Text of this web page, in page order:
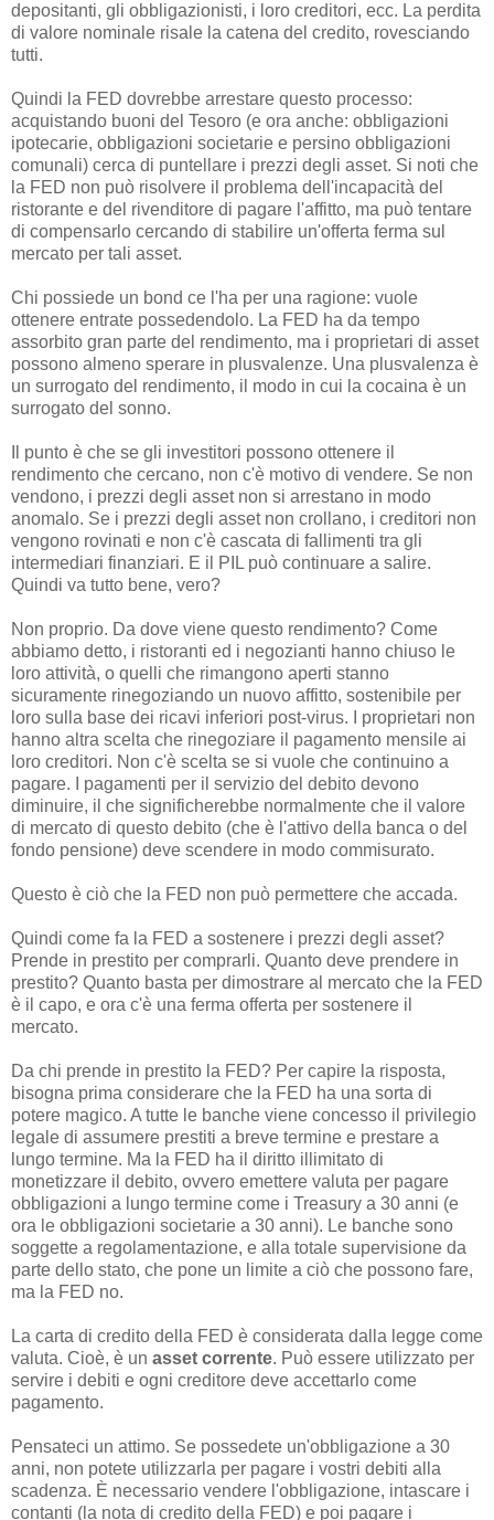
depositanti, gli obbligazionisti, i loro creditori, ecc. La perdita
di valore nominale risale la catena del credito, rovesciando
tutti.
Quindi la FED dovrebbe arrestare questo processo:
acquistando buoni del Tesoro (e ora anche: obbligazioni
ipotecarie, obbligazioni societarie e persino obbligazioni
comunali) cerca di puntellare i prezzi degli asset. Si noti che
la FED non può risolvere il problema dell'incapacità del
ristorante e del rivenditore di pagare l'affitto, ma può tentare
di compensarlo cercando di stabilire un'offerta ferma sul
mercato per tali asset.
Chi possiede un bond ce l'ha per una ragione: vuole
ottenere entrate possedendolo. La FED ha da tempo
assorbito gran parte del rendimento, ma i proprietari di asset
possono almeno sperare in plusvalenze. Una plusvalenza è
un surrogato del rendimento, il modo in cui la cocaina è un
surrogato del sonno.
Il punto è che se gli investitori possono ottenere il
rendimento che cercano, non c'è motivo di vendere. Se non
vendono, i prezzi degli asset non si arrestano in modo
anomalo. Se i prezzi degli asset non crollano, i creditori non
vengono rovinati e non c'è cascata di fallimenti tra gli
intermediari finanziari. E il PIL può continuare a salire.
Quindi va tutto bene, vero?
Non proprio. Da dove viene questo rendimento? Come
abbiamo detto, i ristoranti ed i negozianti hanno chiuso le
loro attività, o quelli che rimangono aperti stanno
sicuramente rinegoziando un nuovo affitto, sostenibile per
loro sulla base dei ricavi inferiori post-virus. I proprietari non
hanno altra scelta che rinegoziare il pagamento mensile ai
loro creditori. Non c'è scelta se si vuole che continuino a
pagare. I pagamenti per il servizio del debito devono
diminuire, il che significherebbe normalmente che il valore
di mercato di questo debito (che è l'attivo della banca o del
fondo pensione) deve scendere in modo commisurato.
Questo è ciò che la FED non può permettere che accada.
Quindi come fa la FED a sostenere i prezzi degli asset?
Prende in prestito per comprarli. Quanto deve prendere in
prestito? Quanto basta per dimostrare al mercato che la FED
è il capo, e ora c'è una ferma offerta per sostenere il
mercato.
Da chi prende in prestito la FED? Per capire la risposta,
bisogna prima considerare che la FED ha una sorta di
potere magico. A tutte le banche viene concesso il privilegio
legale di assumere prestiti a breve termine e prestare a
lungo termine. Ma la FED ha il diritto illimitato di
monetizzare il debito, ovvero emettere valuta per pagare
obbligazioni a lungo termine come i Treasury a 30 anni (e
ora le obbligazioni societarie a 30 anni). Le banche sono
soggette a regolamentazione, e alla totale supervisione da
parte dello stato, che pone un limite a ciò che possono fare,
ma la FED no.
La carta di credito della FED è considerata dalla legge come
valuta. Cioè, è un asset corrente. Può essere utilizzato per
servire i debiti e ogni creditore deve accettarlo come
pagamento.
Pensateci un attimo. Se possedete un'obbligazione a 30
anni, non potete utilizzarla per pagare i vostri debiti alla
scadenza. È necessario vendere l'obbligazione, intascare i
contanti (la nota di credito della FED) e poi pagare i